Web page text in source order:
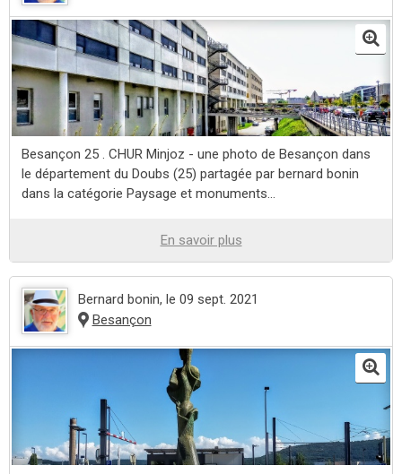
Besançon 25 . CHUR Minjoz - une photo de Besançon dans
le département du Doubs (25) partagée par bernard bonin
dans la catégorie Paysage et monuments...
En savoir plus
Bernard bonin, le 09 sept. 2021
Besançon